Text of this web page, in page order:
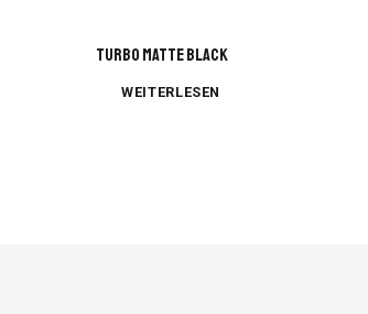
TURBO MATTE BLACK
WEITERLESEN